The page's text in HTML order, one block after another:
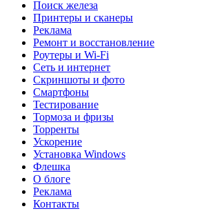
Поиск железа
Принтеры и сканеры
Реклама
Ремонт и восстановление
Роутеры и Wi-Fi
Сеть и интернет
Скриншоты и фото
Смартфоны
Тестирование
Тормоза и фризы
Торренты
Ускорение
Установка Windows
Флешка
О блоге
Реклама
Контакты